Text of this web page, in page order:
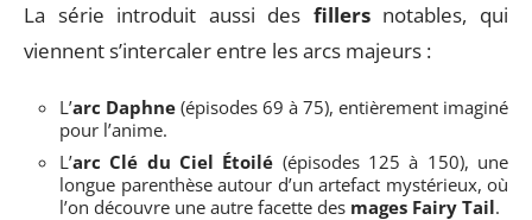
La série introduit aussi des fillersnotables, qui
viennent s’intercaler entre les arcs majeurs :
L’arc Daphne (épisodes 69 à 75), entièrement imaginé
pour l’anime.
L’arc Clé du Ciel Étoilé (épisodes 125 à 150), une
longue parenthèse autour d’un artefact mystérieux, où
l’on découvre une autre facette des mages Fairy Tail.